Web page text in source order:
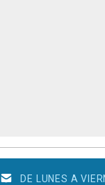
DE LUNES A